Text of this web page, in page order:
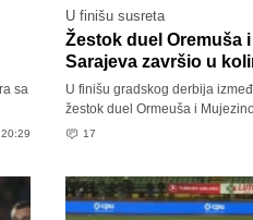
sa
U finišu susreta
Žestok duel Oremuša
Sarajeva završio u
U finišu gradskog derbija
žestok duel Ormeuša i
17